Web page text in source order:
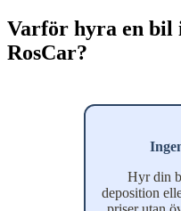
Varför hyra en bil
RosCar?
Hyr din
deposition